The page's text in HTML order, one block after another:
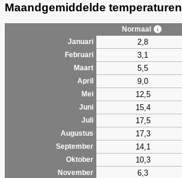
Maandgemiddelde temperaturen
Normaal
Januari
2,8
Februari 3,1
Maart 5,5
April 9,0
Mei
12,5
Juni
15,4
Juli
17,5
Augustus
17,3
September
14,1
Oktober
10,3
November
6,3